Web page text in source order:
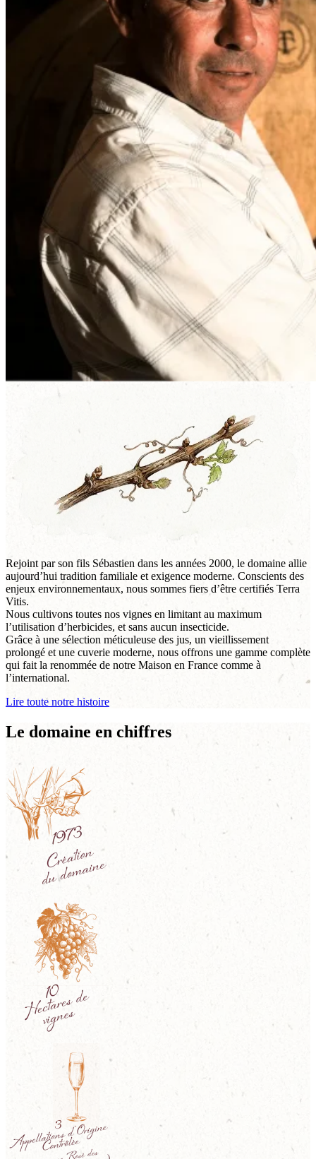
Rejoint par son fils Sébastien dans les années 2000, le domaine allie
aujourd’hui tradition familiale et exigence moderne. Conscients des
enjeux environnementaux, nous sommes fiers d’être certifiés Terra
Vitis.
Nous cultivons toutes nos vignes en limitant au maximum
l’utilisation d’herbicides, et sans aucun insecticide.
Grâce à une sélection méticuleuse des jus, un vieillissement
prolongé et une cuverie moderne, nous offrons une gamme complète
qui fait la renommée de notre Maison en France comme à
l’international.
Lire toute notre histoire
Le domaine en chiffres